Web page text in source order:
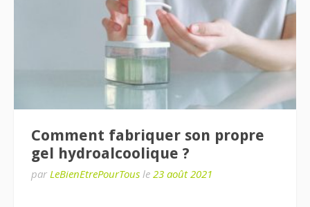
Comment fabriquer son propre
gel hydroalcoolique ?
par LeBienEtrePourTous le 23 août 2021